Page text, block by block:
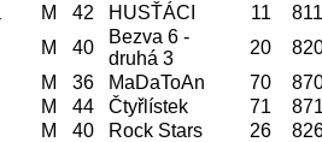
M 42 HUSŤÁCI 11
811
M 40
Bezva 6 -
druhá 3
20
M 36 MaDaToAn 70
M 44 Čtyřlístek 71
M 40 Rock Stars 26